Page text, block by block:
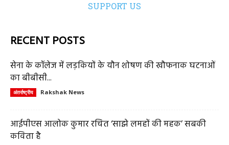
SUPPORT US
RECENT POSTS
सेना के कॉलेज में लड़कियों के यौन शोषण की खौफनाक घटनाओं
का बीबीसी...
अंतर्राष्ट्रीय Rakshak News
आईपीएस आलोक कुमार रचित ‘साझे लमहों की महक’ सबकी
कविता है